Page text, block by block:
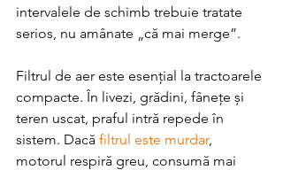
intervalele de schimb trebuie tratate
serios, nu amânate „că mai merge”.
Filtrul de aer este esențial la tractoarele
compacte. În livezi, grădini, fânețe și
teren uscat, praful intră repede în
sistem. Dacă filtrul este murdar,
motorul respiră greu, consumă mai